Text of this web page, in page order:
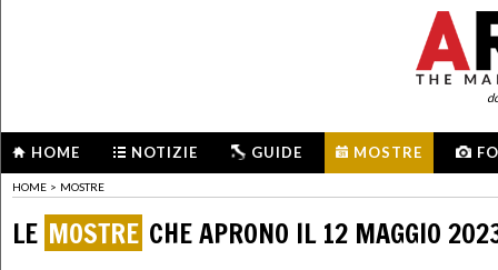
HOME NOTIZIE GUIDE MOSTRE
HOME > MOSTRE
LE MOSTRE CHE APRONO IL 12 MAGGIO